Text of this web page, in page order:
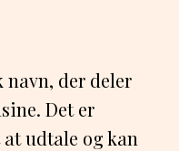
navn, der deler
Det er
udtale og kan